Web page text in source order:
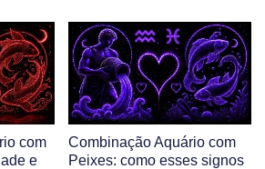
com
e
Combinação Aquário com
Peixes: como esses signos